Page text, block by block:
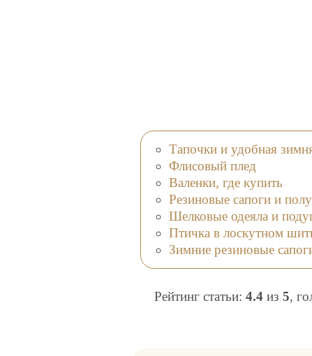
Тапочки и удобная
Флисовый плед
Валенки, где купить
Резиновые сапоги и
Шелковые одеяла и
Птичка в лоскутном
Зимние резиновые
Рейтинг статьи: 4.4из 5,